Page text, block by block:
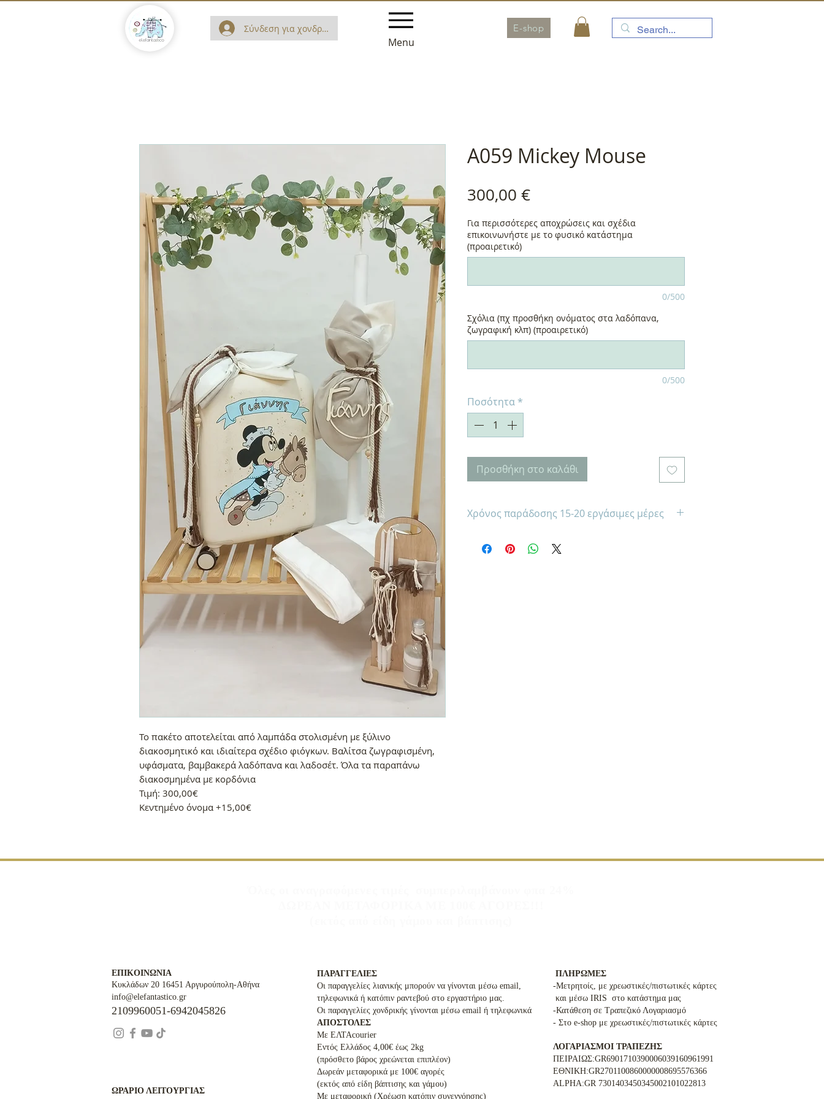
Σύνδεση για χονδρική E-shop
Menu
Το πακέτο αποτελείται από λαμπάδα στολισμένη με ξύλινο
διακοσμητικό και ιδιαίτερα σχέδιο φιόγκων. Βαλίτσα ζωγραφισμένη,
υφάσματα, βαμβακερά λαδόπανα και λαδοσέτ. Όλα τα παραπάνω
διακοσμημένα με κορδόνια
Τιμή: 300,00€
Κεντημένο όνομα +15,00€
A059 Mickey Mouse
300,00 €Τιμή
Για περισσότερες αποχρώσεις και σχέδια
επικοινωνήστε με το φυσικό κατάστημα
(προαιρετικό)
0/500
Σχόλια (πχ προσθήκη ονόματος στα λαδόπανα,
ζωγραφική κλπ) (προαιρετικό)
0/500
Ποσότητα*
Προσθήκη στο καλάθι
Χρόνος παράδοσης 15-20 εργάσιμες μέρες
ΕΠΙΚΟΙΝΩΝΙΑ
Κυκλάδων 20 16451 Αργυρούπολη-Αθήνα
info@elefantastico.gr
2109960051-6942045826
ΩΡΑΡΙΟ ΛΕΙΤΟΥΡΓΙΑΣ
ΠΑΡΑΓΓΕΛΙΕΣ
Οι παραγγελίες λιανικής μπορούν να γίνονται μέσω email,
τηλεφωνικά ή κατόπιν ραντεβού στο εργαστήριο μας.
Οι παραγγελίες χονδρικής γίνονται μέσω email ή τηλεφωνικά
ΑΠΟΣΤΟΛΕΣ
Με ΕΛΤΑcourier
Εντός Ελλάδος 4,00€ έως 2kg
(πρόσθετο βάρος χρεώνεται επιπλέον)
Δωρεάν μεταφορικά με 100€ αγορές
(εκτός από είδη βάπτισης και γάμου)
Με μεταφορική (Χρέωση κατόπιν συνεννόησης)
ΠΛΗΡΩΜΕΣ
-Μετρητοίς, με χρεωστικές/πιστωτικές κάρτες
και μέσω IRIS στο κατάστημα μας
-Κατάθεση σε Τραπεζικό Λογαριασμό
- Στο e-shop με χρεωστικές/πιστωτικές κάρτες
ΛΟΓΑΡΙΑΣΜΟΙ ΤΡΑΠΕΖΗΣ
ΠΕΙΡΑΙΩΣ:GR6901710390006039160961991
ΕΘΝΙΚΗ:GR2701100860000008695576366
ALPHA:GR 7301403450345002101022813